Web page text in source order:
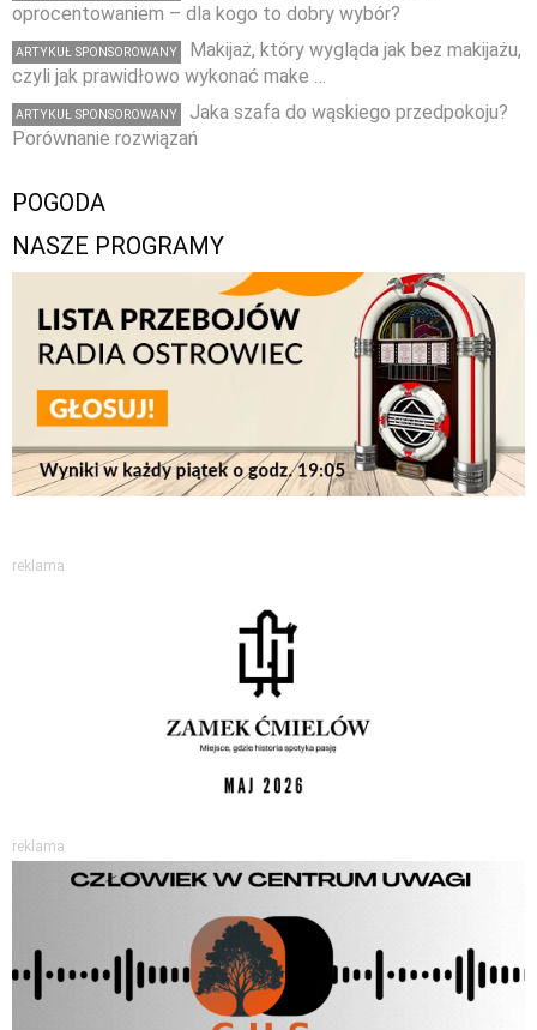
oprocentowaniem – dla kogo to dobry wybór?
ARTYKUŁ SPONSOROWANY
Makijaż, który wygląda jak bez makijażu,
czyli jak prawidłowo wykonać make …
ARTYKUŁ SPONSOROWANY
Jaka szafa do wąskiego przedpokoju?
Porównanie rozwiązań
POGODA
NASZE PROGRAMY
reklama
reklama